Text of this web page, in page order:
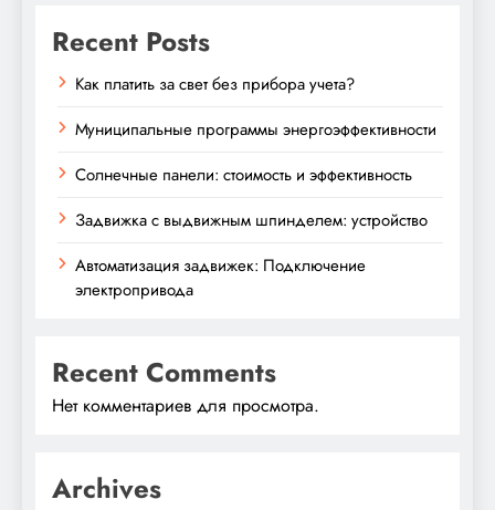
Recent Posts
Как платить за свет без прибора учета?
Муниципальные программы энергоэффективности
Солнечные панели: стоимость и эффективность
Задвижка с выдвижным шпинделем: устройство
Автоматизация задвижек: Подключение
электропривода
Recent Comments
Нет комментариев для просмотра.
Archives